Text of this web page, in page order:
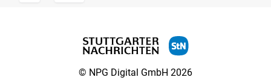
© NPG Digital GmbH 2026